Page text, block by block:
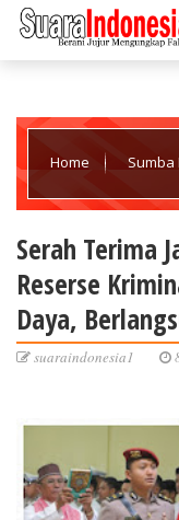
Home Sumba
Berlangsung Meriah
Serah Terima
Reserse
Daya,
suaraindonesia1